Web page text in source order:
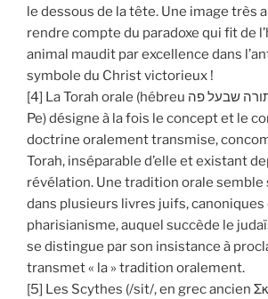
le dessous de la tête. Une image très
rendre compte du paradoxe qui fit de
animal maudit par excellence dans
symbole du Christ victorieux !
[4] La Torah orale (hébreu תורה שבעל פה, Torah SheBe’al
Pe) désigne à la fois le concept et le
doctrine oralement transmise,
Torah, inséparable d’elle et existant
révélation. Une tradition orale
dans plusieurs livres juifs, canoniques
pharisianisme, auquel succède le
se distingue par son insistance à
transmet « la » tradition oralement.
[5] Les Scythes (/sit/, en grec ancien